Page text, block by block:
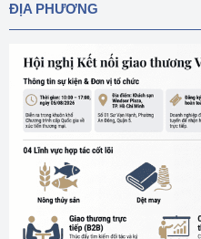
ĐỊA PHƯƠNG